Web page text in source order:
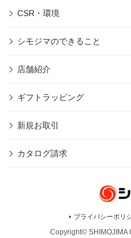
CSR・環境
シモジマのできること
店舗紹介
ギフトラッピング
新規お取引
カタログ請求
プライバシーポリ
Copyright© SHIMOJIMA